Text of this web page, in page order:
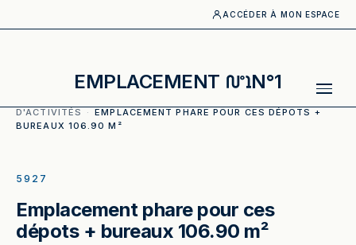
ACCÉDER À MON ESPACE
EMPLACEMENT N°1
D'ACTIVITÉS
· EMPLACEMENT PHARE POUR CES DÉPOTS +
BUREAUX 106.90 M²
5927
Emplacement phare pour ces
dépots + bureaux 106.90 m²